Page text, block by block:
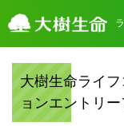
大樹生命ライ
ョンエントリ